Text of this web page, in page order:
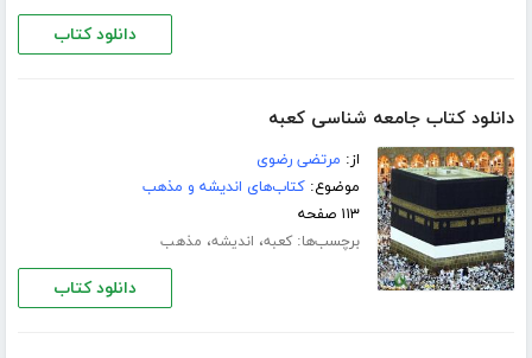
دانلود کتاب
دانلود کتاب جامعه شناسی کعبه
از: مرتضی رضوی
موضوع:کتاب‌های اندیشه و مذهب
۱۱۳ صفحه
برچسب‌ها:کعبه، اندیشه، مذهب
دانلود کتاب